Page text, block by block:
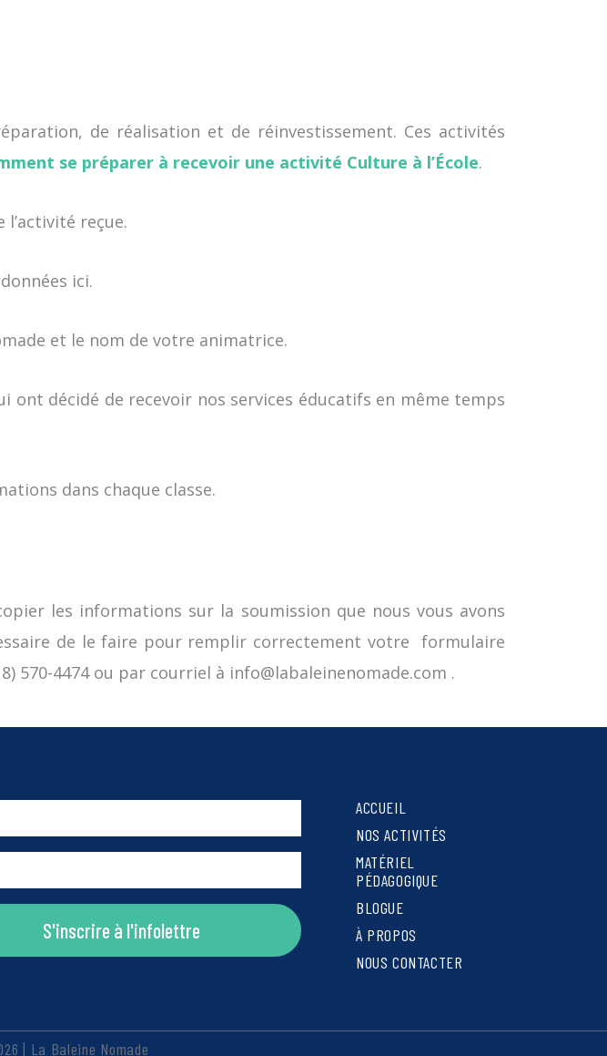
de réalisation et de réinvestissement. Ces activités
se préparer à recevoir une activité Culture à l’École.
reçue.
ici.
et le nom de votre animatrice.
ont décidé de recevoir nos services éducatifs en même temps
dans chaque classe.
les informations sur la soumission que nous vous avons
de le faire pour remplir correctement votre formulaire
570-4474 ou par courriel à info@labaleinenomade.com .
S'inscrire à l'infolettre
ACCUEIL
NOS ACTIVITÉS
MATÉRIEL
PÉDAGOGIQUE
BLOGUE
À PROPOS
NOUS CONTACTER
| La Baleine Nomade